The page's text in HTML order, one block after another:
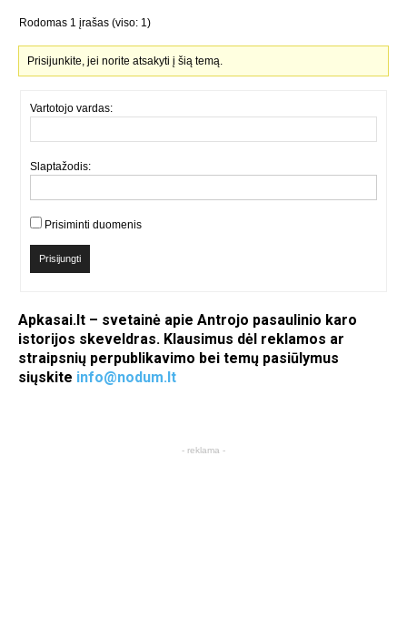
Rodomas 1 įrašas (viso: 1)
Prisijunkite, jei norite atsakyti į šią temą.
Vartotojo vardas:
Slaptažodis:
Prisiminti duomenis
Prisijungti
Apkasai.lt – svetainė apie Antrojo pasaulinio karo
istorijos skeveldras. Klausimus dėl reklamos ar
straipsnių perpublikavimo bei temų pasiūlymus
siųskite info@nodum.lt
- reklama -